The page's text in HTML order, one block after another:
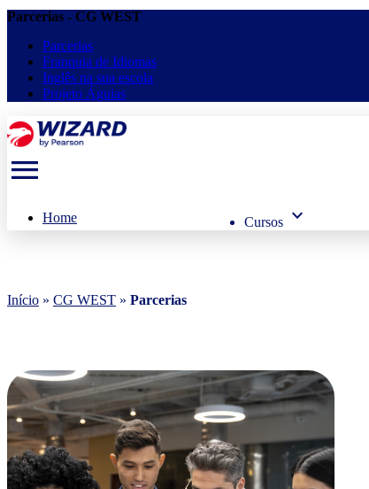
Parcerias - CG WEST
Parcerias
Franquia de Idiomas
Inglês na sua escola
Projeto Águias
menu
Home Cursos keyboard_arrow_down
Início » CG WEST » Parcerias